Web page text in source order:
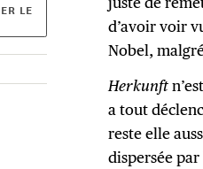
LE
d’avoir voir
Nobel,
Herkunft
a tout
reste elle
dispersée